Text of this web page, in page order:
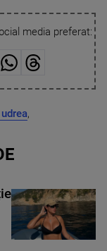
media preferat:
,